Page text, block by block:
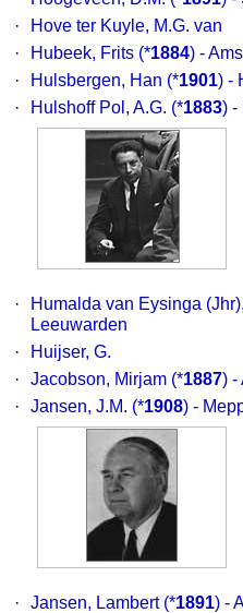
·
Hove ter Kuyle, M.G. van
·
Hubeek, Frits (*1884) -
·
Hulsbergen, Han (*1901) -
·
Hulshoff Pol, A.G. (*1883) -
· Humalda van Eysinga
Leeuwarden
·
Huijser, G.
·
Jacobson, Mirjam (*1887) -
·
Jansen, J.M. (*1908) -
· Jansen, Lambert (*1891) -